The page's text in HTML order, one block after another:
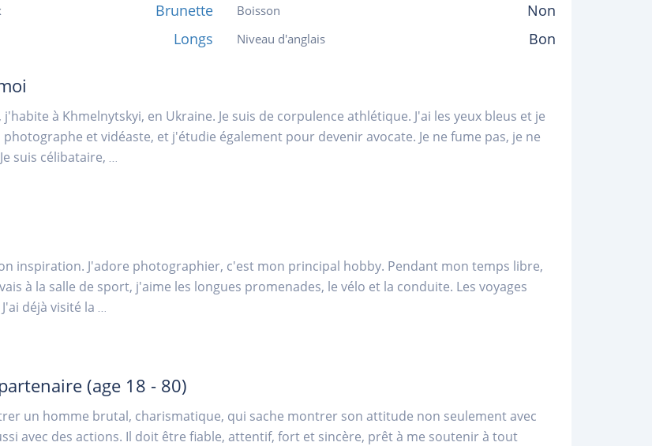
Brunette
Longs
Boisson Non
Niveau d'anglais Bon
j'habite à Khmelnytskyi, en Ukraine. Je suis de corpulence athlétique. J'ai les yeux bleus et je
photographe et vidéaste, et j'étudie également pour devenir avocate. Je ne fume pas, je ne
suis célibataire, ...
inspiration. J'adore photographier, c'est mon principal hobby. Pendant mon temps libre,
à la salle de sport, j'aime les longues promenades, le vélo et la conduite. Les voyages
déjà visité la ...
(age 18 - 80)
un homme brutal, charismatique, qui sache montrer son attitude non seulement avec
avec des actions. Il doit être fiable, attentif, fort et sincère, prêt à me soutenir à tout